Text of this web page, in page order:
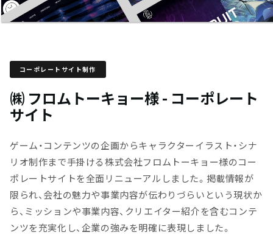
コーポレートサイト制作
㈱ フロムトーキョー様 - コーポレート
サイト
ゲーム・コンテンツの企画からキャラクターイラスト・シナ
リオ制作まで手掛ける株式会社フロムトーキョー様のコー
ポレートサイトを全面リニューアルしました。掲載情報が
限られ、会社の魅力や事業内容が伝わりづらいという現状か
ら、ミッションや事業内容、クリエイター紹介を含むコンテ
ンツを充実化し、企業の強みを明確に表現しました。